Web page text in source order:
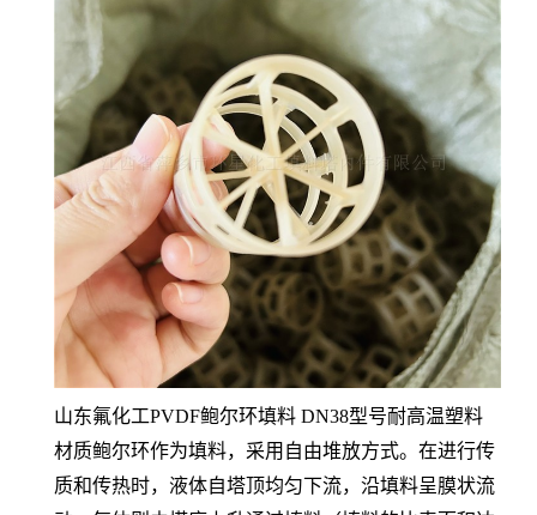
山东氟化工PVDF鲍尔环填料 DN38型号耐高温塑料
材质鲍尔环作为填料，采用自由堆放方式。在进行传
质和传热时，液体自塔顶均匀下流，沿填料呈膜状流